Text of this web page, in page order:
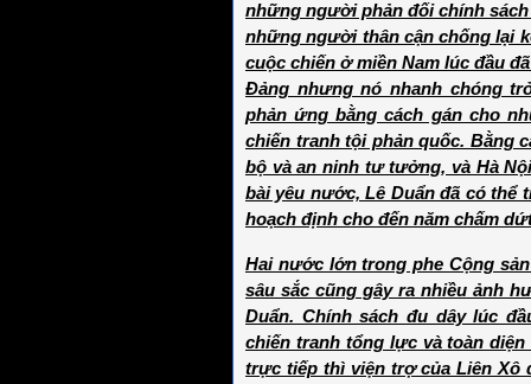
những người phản đối chính
những người thân cận chống lại
cuộc chiến ở miền Nam lúc đầu
Đảng nhưng nó nhanh chóng
phản ứng bằng cách gán cho
chiến tranh tội phản quốc. Bằng
bộ và an ninh tư tưởng, và Hà
bài yêu nước, Lê Duẩn đã có thể
hoạch định cho đến năm chấm
Hai nước lớn trong phe Cộng
sâu sắc cũng gây ra nhiều ảnh
Duẩn. Chính sách đu dây lúc
chiến tranh tổng lực và toàn
trực tiếp thì viện trợ của Liên Xô